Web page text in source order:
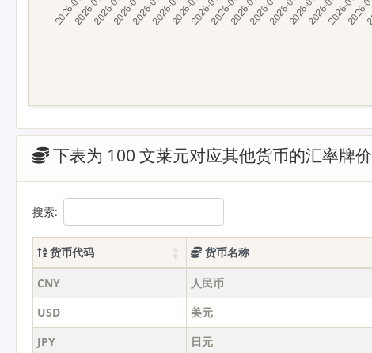
下表为 100 文莱元对应其他货币的汇率牌价
搜索:
货币代码 货币名称
CNY 人民币
USD
美元
JPY
日元